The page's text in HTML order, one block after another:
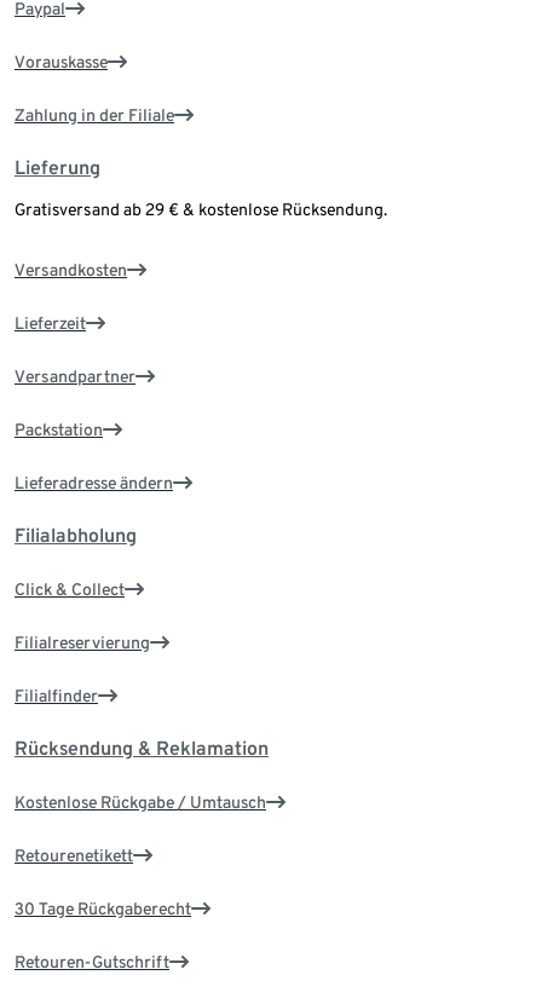
Paypal
Vorauskasse
Zahlung in der Filiale
Lieferung
Gratisversand ab 29 € & kostenlose Rücksendung.
Versandkosten
Lieferzeit
Versandpartner
Packstation
Lieferadresse ändern
Filialabholung
Click & Collect
Filialreservierung
Filialfinder
Rücksendung & Reklamation
Kostenlose Rückgabe / Umtausch
Retourenetikett
30 Tage Rückgaberecht
Retouren-Gutschrift